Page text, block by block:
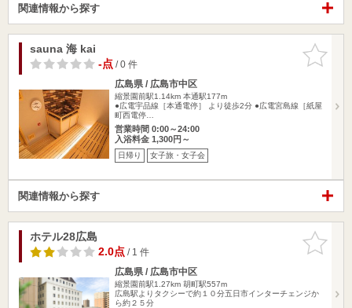
関連情報から探す
お気に入
りに追加
sauna 海 kai
-点/ 0 件
広島県 / 広島市中区
縮景園前駅1.14km 本通駅177m
●広電宇品線［本通電停］ より徒歩2分 ●広電宮島線［紙屋
町西電停…
営業時間 0:00～24:00
入浴料金 1,300円～
日帰り 女子旅・女子会
関連情報から探す
お気に入
りに追加
ホテル28広島
2.0点/ 1 件
広島県 / 広島市中区
縮景園前駅1.27km 胡町駅557m
広島駅よりタクシーで約１０分五日市インターチェンジか
ら約２５分